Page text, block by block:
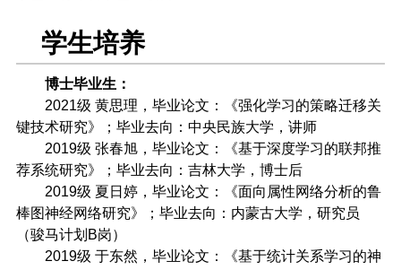
学生培养
博士毕业生：
2021级 黄思理，毕业论文：《强化学习的策略迁移关
键技术研究》；毕业去向：中央民族大学，讲师
2019级 张春旭，毕业论文：《基于深度学习的联邦推
荐系统研究》；毕业去向：吉林大学，博士后
2019级 夏日婷，毕业论文：《面向属性网络分析的鲁
棒图神经网络研究》；毕业去向：内蒙古大学，研究员
（骏马计划B岗）
2019级 于东然，毕业论文：《基于统计关系学习的神